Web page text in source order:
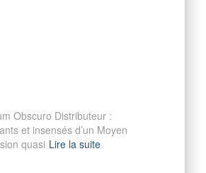
Obscuro Distributeur :
et insensés d’un Moyen
quasi Lire la suite